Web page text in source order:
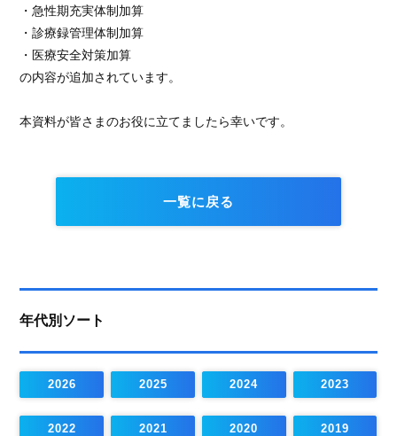
・急性期充実体制加算
・診療録管理体制加算
・医療安全対策加算
の内容が追加されています。
本資料が皆さまのお役に立てましたら幸いです。
一覧に戻る
年代別ソート
2026 2025 2024 2023
2022 2021 2020 2019